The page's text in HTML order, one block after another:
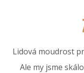
Lidová moudrost
Ale my jsme